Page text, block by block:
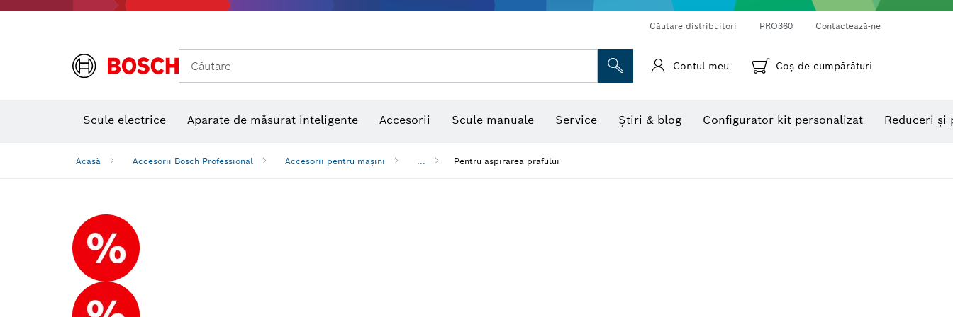
Căutare distribuitori PRO360 Contactează-ne
Căutare Contul meu Coş de cumpărături
Scule electrice Aparate de măsurat inteligente Accesorii Scule manuale Service Știri & blog Configurator kit personalizat Reduceri și
Acasă Accesorii Bosch Professional Accesorii pentru mașini ... Pentru aspirarea prafului